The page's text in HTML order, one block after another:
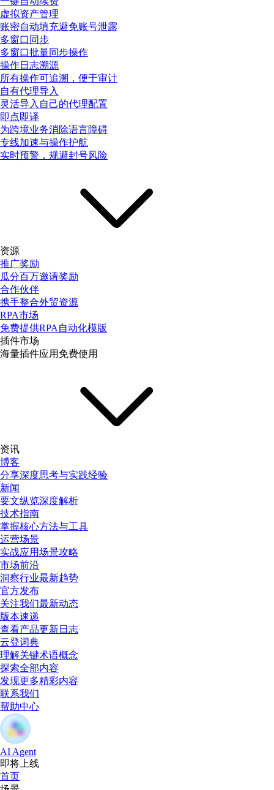
虚拟资产管理
账密自动填充避免账号泄露
多窗口同步
多窗口批量同步操作
操作日志溯源
所有操作可追溯，便于审计
自有代理导入
灵活导入自己的代理配置
即点即译
为跨境业务消除语言障碍
专线加速与操作护航
实时预警，规避封号风险
资源
推广奖励
瓜分百万邀请奖励
合作伙伴
携手整合外贸资源
RPA市场
免费提供RPA自动化模版
插件市场
海量插件应用免费使用
资讯
博客
分享深度思考与实践经验
新闻
要文纵览深度解析
技术指南
掌握核心方法与工具
运营场景
实战应用场景攻略
市场前沿
洞察行业最新趋势
官方发布
关注我们最新动态
版本速递
查看产品更新日志
云登词典
理解关键术语概念
探索全部内容
发现更多精彩内容
联系我们
帮助中心
AI Agent
即将上线
首页